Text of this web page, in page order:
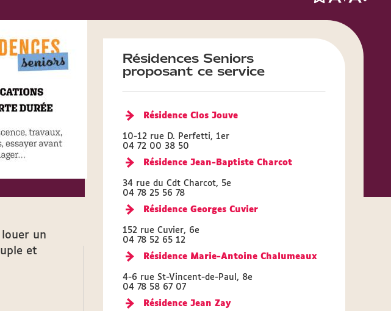
louer un
et
Résidences Seniors
proposant ce service
Résidence Clos Jouve
10-12 rue D. Perfetti, 1er
04 72 00 38 50
Résidence Jean-Baptiste Charcot
34 rue du Cdt Charcot, 5e
04 78 25 56 78
Résidence Georges Cuvier
152 rue Cuvier, 6e
04 78 52 65 12
Résidence Marie-Antoine Chalumeaux
4-6 rue St-Vincent-de-Paul, 8e
04 78 58 67 07
Résidence Jean Zay